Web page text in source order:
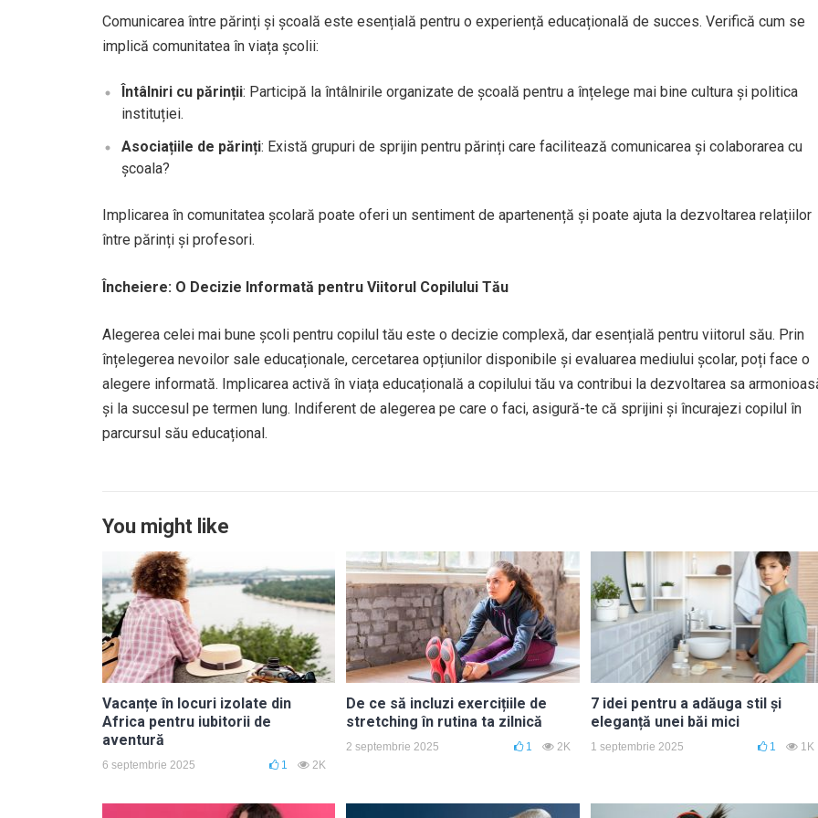
Comunicarea între părinți și școală este esențială pentru o experiență educațională de succes. Verifică cum se
implică comunitatea în viața școlii:
Întâlniri cu părinții: Participă la întâlnirile organizate de școală pentru a înțelege mai bine cultura și politica
instituției.
Asociațiile de părinți: Există grupuri de sprijin pentru părinți care facilitează comunicarea și colaborarea cu
școala?
Implicarea în comunitatea școlară poate oferi un sentiment de apartenență și poate ajuta la dezvoltarea relațiilor
între părinți și profesori.
Încheiere: O Decizie Informată pentru Viitorul Copilului Tău
Alegerea celei mai bune școli pentru copilul tău este o decizie complexă, dar esențială pentru viitorul său. Prin
înțelegerea nevoilor sale educaționale, cercetarea opțiunilor disponibile și evaluarea mediului școlar, poți face o
alegere informată. Implicarea activă în viața educațională a copilului tău va contribui la dezvoltarea sa
și la succesul pe termen lung. Indiferent de alegerea pe care o faci, asigură-te că sprijini și încurajezi copilul în
parcursul său educațional.
You might like
Vacanțe în locuri izolate din
Africa pentru iubitorii de
aventură
6 septembrie 2025 1 2K
De ce să incluzi exercițiile de
stretching în rutina ta zilnică
2 septembrie 2025 1 2K
7 idei pentru a adăuga stil și
eleganță unei băi mici
1 septembrie 2025 1 1K